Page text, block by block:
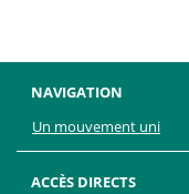
NAVIGATION
Un mouvement uni
ACCÈS DIRECTS